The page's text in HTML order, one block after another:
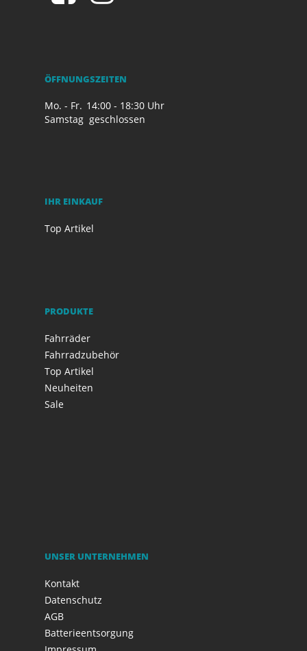
ÖFFNUNGSZEITEN
Mo. - Fr. 14:00 - 18:30 Uhr
Samstag geschlossen
IHR EINKAUF
Top Artikel
PRODUKTE
Fahrräder
Fahrradzubehör
Top Artikel
Neuheiten
Sale
UNSER UNTERNEHMEN
Kontakt
Datenschutz
AGB
Batterieentsorgung